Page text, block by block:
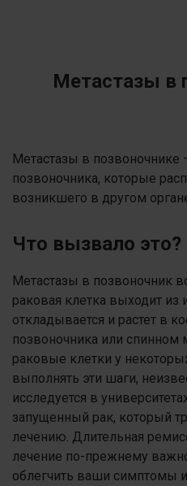
Метастазы в
Метастазы в позвоночнике
позвоночника, которые
возникшего в другом
Что вызвало это?
Метастазы в позвоночник
раковая клетка выходит из
откладывается и растет в
позвоночника или спинном
раковые клетки у
выполнять эти шаги,
исследуется в
запущенный рак, который
лечению. Длительная
лечение по-прежнему
облегчить ваши симптомы